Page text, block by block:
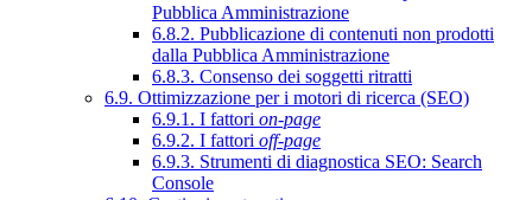
Pubblica Amministrazione
6.8.2. Pubblicazione di contenuti non prodotti
dalla Pubblica Amministrazione
6.8.3. Consenso dei soggetti ritratti
6.9. Ottimizzazione per i motori di ricerca (SEO)
6.9.1. I fattori on-page
6.9.2. I fattori off-page
6.9.3. Strumenti di diagnostica SEO: Search
Console